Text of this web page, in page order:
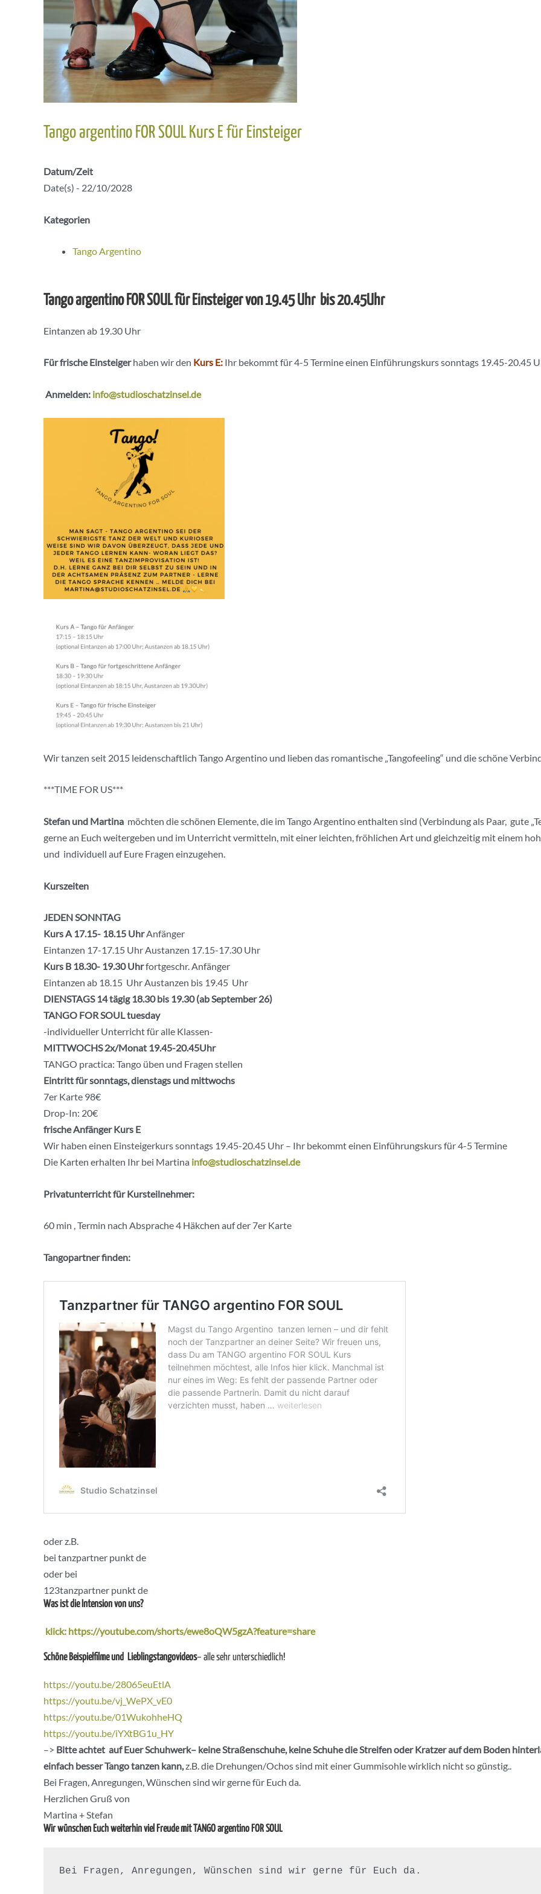
Tango argentino FOR SOUL Kurs E für Einsteiger
Datum/Zeit
Date(s) - 22/10/2028
Kategorien
Tango Argentino
Tango argentino FOR SOUL für Einsteiger von 19.45 Uhr bis 20.45Uhr
Eintanzen ab 19.30 Uhr
Für frische Einsteigerhaben wir den Kurs E: Ihr bekommt für 4-5 Termine einen Einführungskurs sonntags 19.45-20.45
Anmelden: info@studioschatzinsel.de
Wir tanzen seit 2015 leidenschaftlich Tango Argentino und lieben das romantische „Tangofeeling“ und die schöne
***TIME FOR US***
Stefan und Martina möchten die schönen Elemente, die im Tango Argentino enthalten sind (Verbindung als Paar, gute
gerne an Euch weitergeben und im Unterricht vermitteln, mit einer leichten, fröhlichen Art und gleichzeitig mit einem
und individuell auf Eure Fragen einzugehen.
Kurszeiten
JEDEN SONNTAG
Kurs A 17.15- 18.15 UhrAnfänger
Eintanzen 17-17.15 Uhr Austanzen 17.15-17.30 Uhr
Kurs B 18.30- 19.30 Uhrfortgeschr. Anfänger
Eintanzen ab 18.15 Uhr Austanzen bis 19.45 Uhr
DIENSTAGS 14 tägig 18.30 bis 19.30 (ab September 26)
TANGO FOR SOUL tuesday
-individueller Unterricht für alle Klassen-
MITTWOCHS 2x/Monat 19.45-20.45Uhr
TANGO practica: Tango üben und Fragen stellen
Eintritt für sonntags, dienstags und mittwochs
7er Karte 98€
Drop-In: 20€
frische Anfänger Kurs E
Wir haben einen Einsteigerkurs sonntags 19.45-20.45 Uhr – Ihr bekommt einen Einführungskurs für 4-5 Termine
Die Karten erhalten Ihr bei Martina info@studioschatzinsel.de
Privatunterricht für Kursteilnehmer:
60 min , Termin nach Absprache 4 Häkchen auf der 7er Karte
Tangopartner finden:
oder z.B.
bei tanzpartner punkt de
oder bei
123tanzpartner punkt de
Was ist die Intension von uns?
klick: https://youtube.com/shorts/ewe8oQW5gzA?feature=share
Schöne Beispielfilme und Lieblingstangovideos– alle sehr unterschiedlich!
https://youtu.be/28065euEtlA
https://youtu.be/vj_WePX_vE0
https://youtu.be/01WukohheHQ
https://youtu.be/iYXtBG1u_HY
–> Bitte achtet auf Euer Schuhwerk– keine Straßenschuhe, keine Schuhe die Streifen oder Kratzer auf dem Boden
einfach besser Tango tanzen kann,z.B. die Drehungen/Ochos sind mit einer Gummisohle wirklich nicht so günstig..
Bei Fragen, Anregungen, Wünschen sind wir gerne für Euch da.
Herzlichen Gruß von
Martina + Stefan
Wir wünschen Euch weiterhin viel Freude mit TANGO argentino FOR SOUL
Bei Fragen, Anregungen, Wünschen sind wir gerne für Euch da.